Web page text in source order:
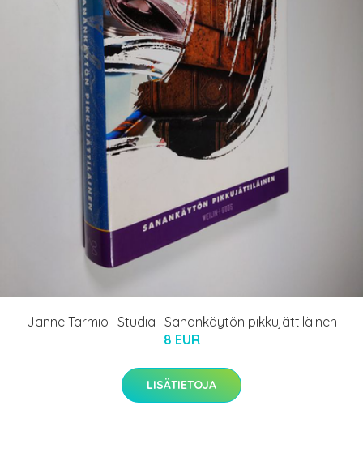
Janne Tarmio : Studia : Sanankäytön pikkujättiläinen
8 EUR
LISÄTIETOJA